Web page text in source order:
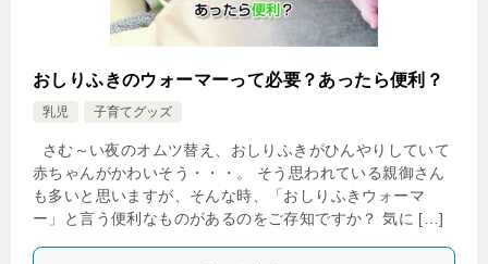
おしりふきのウォーマーって必要？あったら便利？
乳児 子育てグッズ
さむ～い夜のオムツ替え、おしりふきがひんやりしていて
赤ちゃんがかわいそう・・・。 そう思われている親御さん
も多いと思いますが、そんな時、「おしりふきウォーマ
ー」と言う便利なものがあるのをご存知ですか？ 気に […]